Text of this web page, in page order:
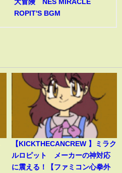
ROPIT'S BGM
【KICKTHECANCREW 】ミラク
ルロピット メーカーの神対応
に震える！【ファミコン心拳外